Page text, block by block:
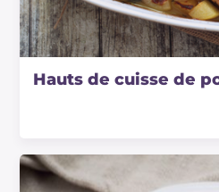
Hauts de cuisse de